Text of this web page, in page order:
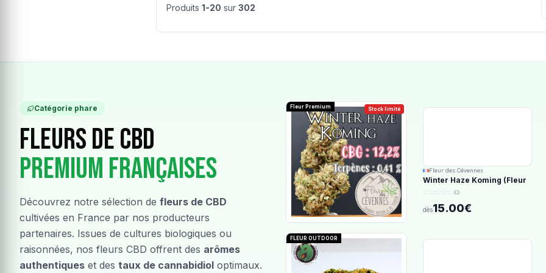
Produits 1-20 sur 302
Catégorie phare
Fleurs de CBD
Premium Françaises
Découvrez notre sélection de fleurs de CBD
cultivées en France par nos producteurs
partenaires. Issues de cultures biologiques ou
raisonnées, nos fleurs CBD offrent des arômes
authentiques et des taux de cannabidiol optimaux.
Stock limité
Fleur Premium
Fleur des Cévennes
Winter Haze Koming (Fleur
d'Excellence)
(0)
dès15.00€
FLEUR OUTDOOR